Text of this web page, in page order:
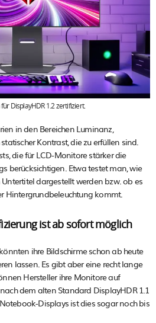
DisplayHDR 1.2 zertifiziert.
in den Bereichen Luminanz,
Kontrast, die zu erfüllen sind.
die für LCD-Monitore stärker die
berücksichtigen. Etwa testet man, wie
dargestellt werden bzw. ob es
Hintergrundbeleuchtung kommt.
ist ab sofort möglich
ihre Bildschirme schon ab heute
lassen. Es gibt aber eine recht lange
Hersteller ihre Monitore auf
dem alten Standard DisplayHDR 1.1
Displays ist dies sogar noch bis